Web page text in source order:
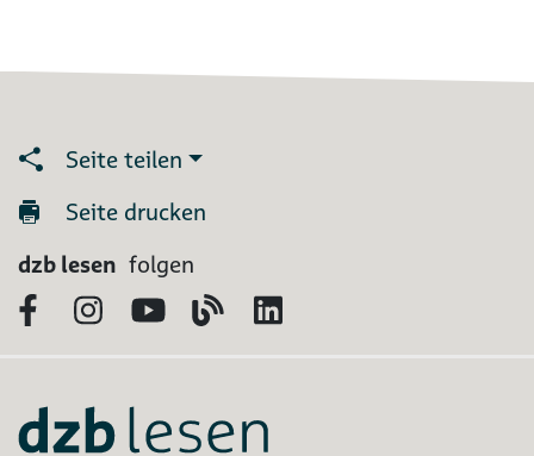
Seite teilen
Seite drucken
dzb lesen folgen
FacebookInstagram
YouTubeBlog